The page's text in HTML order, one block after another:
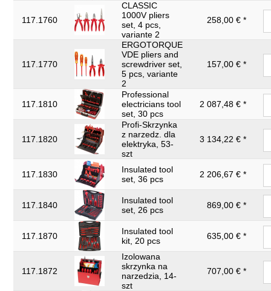
117.1760
CLASSIC
1000V pliers
set, 4 pcs,
variante 2
258,00 € *
117.1770
ERGOTORQUE
VDE pliers and
screwdriver set,
5 pcs, variante
2
157,00 € *
117.1810
Professional
electricians tool
set, 30 pcs
2 087,48 € *
117.1820
Profi-Skrzynka
z narzedz. dla
elektryka, 53-
szt
3 134,22 € *
117.1830
Insulated tool
set, 36 pcs
2 206,67 € *
117.1840
Insulated tool
set, 26 pcs
869,00 € *
117.1870
Insulated tool
kit, 20 pcs
635,00 € *
117.1872
Izolowana
skrzynka na
narzedzia, 14-
szt
707,00 € *